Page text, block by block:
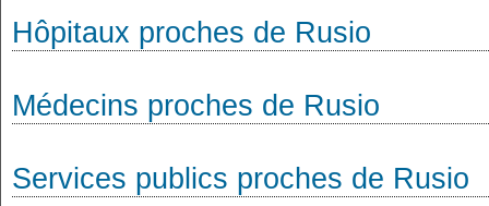
Hôpitaux proches de Rusio
Médecins proches de Rusio
Services publics proches de Rusio